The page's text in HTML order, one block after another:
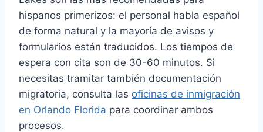
hispanos primerizos: el personal habla español
de forma natural y la mayoría de avisos y
formularios están traducidos. Los tiempos de
espera con cita son de 30-60 minutos. Si
necesitas tramitar también documentación
migratoria, consulta las oficinas de inmigración
en Orlando Florida para coordinar ambos
procesos.